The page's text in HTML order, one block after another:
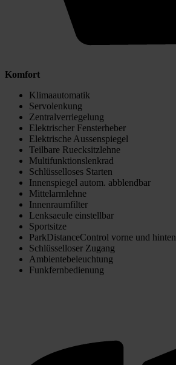
Komfort
Klimaautomatik
Servolenkung
Zentralverriegelung
Elektrischer Fensterheber
Elektrische Aussenspiegel
Teilbare Ruecksitzlehne
Multifunktionslenkrad
Schlüsselloses Starten
Innenspiegel autom. abblendbar
Mittelarmlehne
Innenraumfilter
Lenksaeule einstellbar
Sportsitze
ParkDistanceControl vorne und hinten
Schlüsselloser Zugang
Ambientebeleuchtung
Funkfernbedienung